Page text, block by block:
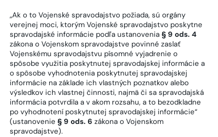
„Ak o to Vojenské spravodajstvo požiada, sú orgány
verejnej moci, ktorým Vojenské spravodajstvo poskytne
spravodajské informácie podľa ustanovenia § 9 ods. 4
zákona o Vojenskom spravodajstve povinné zaslať
Vojenskému spravodajstvu písomné vyjadrenie o
spôsobe využitia poskytnutej spravodajskej informácie a
o spôsobe vyhodnotenia poskytnutej spravodajskej
informácie na základe ich vlastných poznatkov alebo
výsledkov ich vlastnej činnosti, najmä či sa spravodajská
informácia potvrdila a v akom rozsahu, a to bezodkladne
po vyhodnotení poskytnutej spravodajskej informácie“
(ustanovenie § 9 ods. 6 zákona o Vojenskom
spravodajstve).